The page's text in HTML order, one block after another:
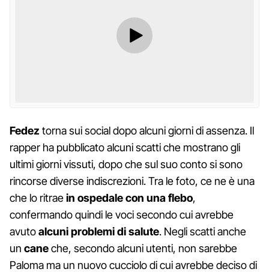
Fedez torna sui social dopo alcuni giorni di assenza. Il
rapper ha pubblicato alcuni scatti che mostrano gli
ultimi giorni vissuti, dopo che sul suo conto si sono
rincorse diverse indiscrezioni. Tra le foto, ce ne è una
che lo ritraein ospedale con una flebo,
confermando quindi le voci secondo cui avrebbe
avutoalcuni problemi di salute. Negli scatti anche
un caneche, secondo alcuni utenti, non sarebbe
Paloma ma un nuovo cucciolo di cui avrebbe deciso di